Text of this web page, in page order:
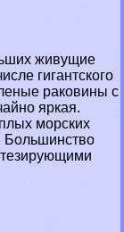
живущие
гигантского
paковины с
яркая.
морских
Большинство